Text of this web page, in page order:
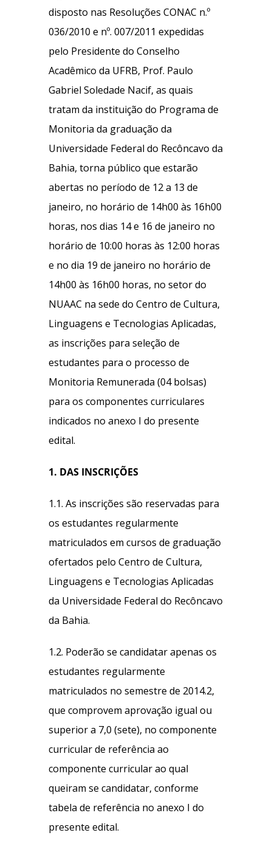
disposto nas Resoluções CONAC n.º
036/2010 e nº. 007/2011 expedidas
pelo Presidente do Conselho
Acadêmico da UFRB, Prof. Paulo
Gabriel Soledade Nacif, as quais
tratam da instituição do Programa de
Monitoria da graduação da
Universidade Federal do Recôncavo da
Bahia, torna público que estarão
abertas no período de 12 a 13 de
janeiro, no horário de 14h00 às 16h00
horas, nos dias 14 e 16 de janeiro no
horário de 10:00 horas às 12:00 horas
e no dia 19 de janeiro no horário de
14h00 às 16h00 horas, no setor do
NUAAC na sede do Centro de Cultura,
Linguagens e Tecnologias Aplicadas,
as inscrições para seleção de
estudantes para o processo de
Monitoria Remunerada (04 bolsas)
para os componentes curriculares
indicados no anexo I do presente
edital.
1. DAS INSCRIÇÕES
1.1. As inscrições são reservadas para
os estudantes regularmente
matriculados em cursos de graduação
ofertados pelo Centro de Cultura,
Linguagens e Tecnologias Aplicadas
da Universidade Federal do Recôncavo
da Bahia.
1.2. Poderão se candidatar apenas os
estudantes regularmente
matriculados no semestre de 2014.2,
que comprovem aprovação igual ou
superior a 7,0 (sete), no componente
curricular de referência ao
componente curricular ao qual
queiram se candidatar, conforme
tabela de referência no anexo I do
presente edital.